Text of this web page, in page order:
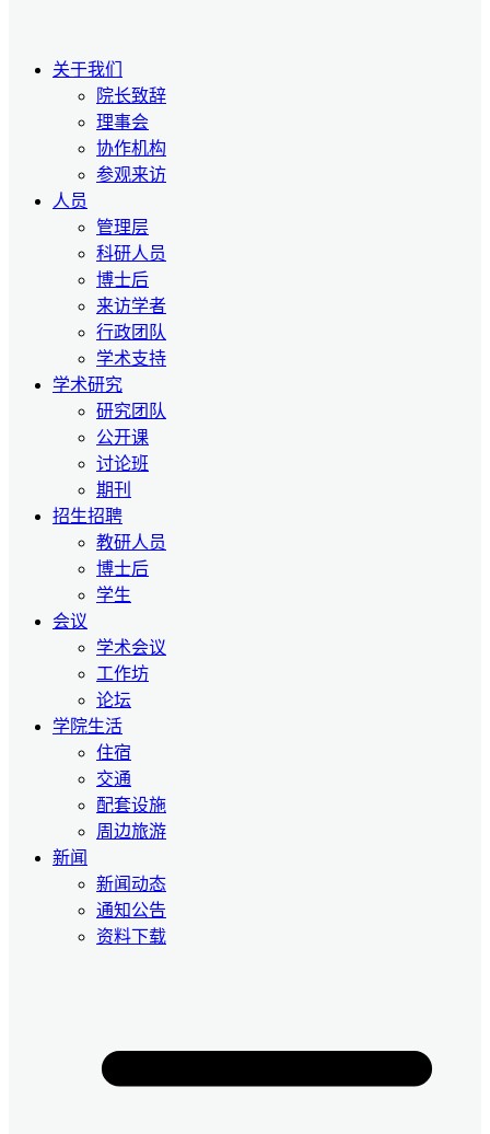
关于我们
院长致辞
理事会
协作机构
参观来访
人员
管理层
科研人员
博士后
来访学者
行政团队
学术支持
学术研究
研究团队
公开课
讨论班
期刊
招生招聘
教研人员
博士后
学生
会议
学术会议
工作坊
论坛
学院生活
住宿
交通
配套设施
周边旅游
新闻
新闻动态
通知公告
资料下载